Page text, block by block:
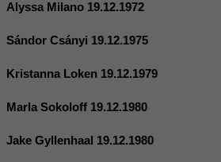
Alyssa Milano 19.12.1972
Sándor Csányi 19.12.1975
Kristanna Loken 19.12.1979
Marla Sokoloff 19.12.1980
Jake Gyllenhaal 19.12.1980